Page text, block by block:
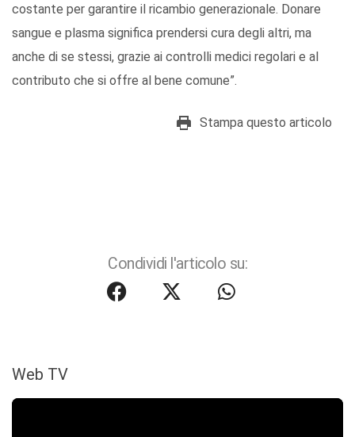
costante per garantire il ricambio generazionale. Donare
sangue e plasma significa prendersi cura degli altri, ma
anche di se stessi, grazie ai controlli medici regolari e al
contributo che si offre al bene comune”.
Stampa questo articolo
Condividi l'articolo su:
Web TV